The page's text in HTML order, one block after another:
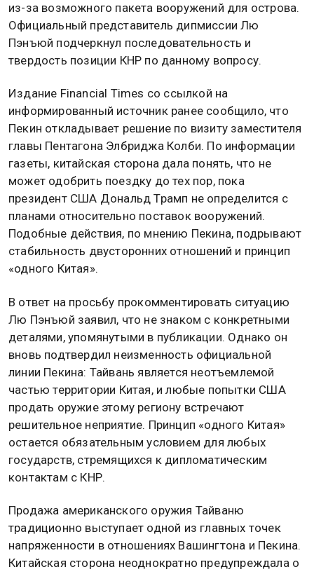
из-за возможного пакета вооружений для острова.
Официальный представитель дипмиссии Лю
Пэнъюй подчеркнул последовательность и
твердость позиции КНР по данному вопросу.
Издание Financial Times со ссылкой на
информированный источник ранее сообщило, что
Пекин откладывает решение по визиту заместителя
главы Пентагона Элбриджа Колби. По информации
газеты, китайская сторона дала понять, что не
может одобрить поездку до тех пор, пока
президент США Дональд Трамп не определится с
планами относительно поставок вооружений.
Подобные действия, по мнению Пекина, подрывают
стабильность двусторонних отношений и принцип
«одного Китая».
В ответ на просьбу прокомментировать ситуацию
Лю Пэнъюй заявил, что не знаком с конкретными
деталями, упомянутыми в публикации. Однако он
вновь подтвердил неизменность официальной
линии Пекина: Тайвань является неотъемлемой
частью территории Китая, и любые попытки США
продать оружие этому региону встречают
решительное неприятие. Принцип «одного Китая»
остается обязательным условием для любых
государств, стремящихся к дипломатическим
контактам с КНР.
Продажа американского оружия Тайваню
традиционно выступает одной из главных точек
напряженности в отношениях Вашингтона и Пекина.
Китайская сторона неоднократно предупреждала о